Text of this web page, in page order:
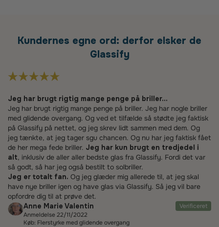
Kundernes egne ord: derfor elsker de
Glassify
Jeg har brugt rigtig mange penge på briller...
Jeg har brugt rigtig mange penge på briller. Jeg har nogle briller
med glidende overgang. Og ved et tilfælde så stødte jeg faktisk
på Glassify på nettet, og jeg skrev lidt sammen med dem. Og
jeg tænkte, at jeg tager sgu chancen. Og nu har jeg faktisk fået
de her mega fede briller. Jeg har kun brugt en tredjedel i
alt, inklusiv de aller aller bedste glas fra Glassify. Fordi det var
så godt, så har jeg også bestilt to solbriller.
Jeg er totalt fan. Og jeg glæder mig allerede til, at jeg skal
have nye briller igen og have glas via Glassify. Så jeg vil bare
opfordre dig til at prøve det.
Anne Marie Valentin
Verificeret
Anmeldelse 22/11/2022
Køb: Flerstyrke med glidende overgang